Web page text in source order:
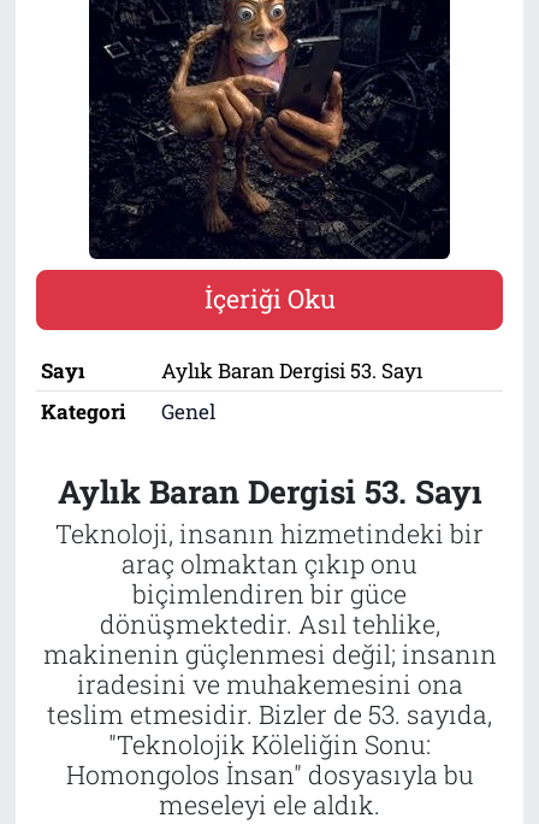
İçeriği Oku
Sayı
Aylık Baran Dergisi 53. Sayı
Kategori
Genel
Aylık Baran Dergisi 53. Sayı
Teknoloji, insanın hizmetindeki bir
araç olmaktan çıkıp onu
biçimlendiren bir güce
dönüşmektedir. Asıl tehlike,
makinenin güçlenmesi değil; insanın
iradesini ve muhakemesini ona
teslim etmesidir. Bizler de 53. sayıda,
"Teknolojik Köleliğin Sonu:
Homongolos İnsan" dosyasıyla bu
meseleyi ele aldık.
Tarih
İletişim
Künye